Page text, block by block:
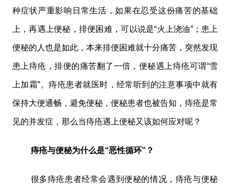
种症状严重影响日常生活，如果在忍受这份痛苦的基础
上，再遇上便秘，排便困难，可以说是“火上浇油”；患上
便秘的人也是如此，本来排便困难就十分痛苦，突然发现
患上痔疮，排便的痛苦翻了一倍，便秘遇上痔疮可谓“雪
上加霜”。痔疮患者就医时，经常听到的注意事项中就有
保持大便通畅，避免便秘，便秘患者也被告知，痔疮是常
见的并发症，那么当痔疮遇上便秘又该如何应对呢？
痔疮与便秘为什么是“恶性循环”？
很多痔疮患者经常会遇到便秘的情况，痔疮与便秘